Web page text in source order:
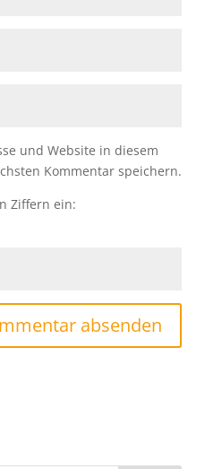
und Website in diesem
Kommentar speichern.
Ziffern ein: